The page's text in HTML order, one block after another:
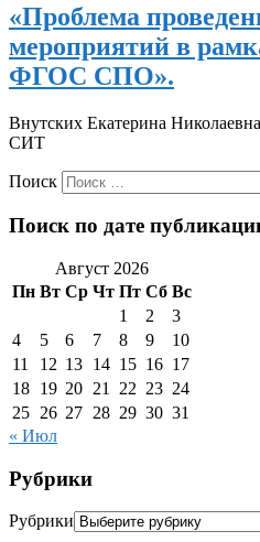
«Проблема
мероприятий в
ФГОС СПО».
Внутских Екатерина
СИТ
Поиск
Поиск по дате
Август 2026
Пн Вт Ср Чт Пт Сб Вс
1
2
3
4
5 6 7 8 9
10
11
12 13 14 15 16 17
18 19 20 21 22 23 24
25 26 27 28 29 30 31
« Июл
Рубрики
Рубрики